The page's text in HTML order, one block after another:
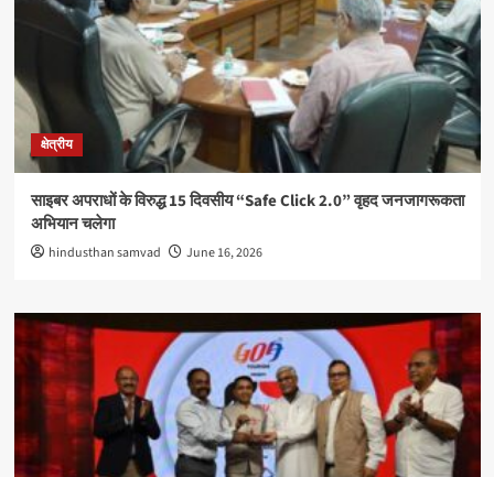
क्षेत्रीय
साइबर अपराधों के विरुद्ध 15 दिवसीय “Safe Click 2.0” वृहद जनजागरूकता
अभियान चलेगा
hindusthan samvad June 16, 2026